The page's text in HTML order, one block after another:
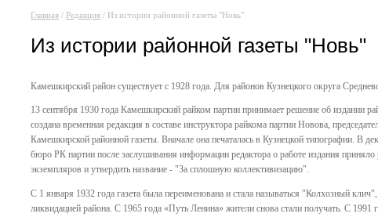
Главная / Редакция / Из истории районной газеты "Новь"
Из истории районной газеты "Новь"
Камешкирский район существует с 1928 года. Для районов Кузнецкого округа
13 сентября 1930 года Камешкирский райком партии принимает решение об издании
создана временная редакция в составе инструктора райкома партии Новова,
Камешкирской районной газеты. Вначале она печаталась в Кузнецкой типографии. В
бюро РК партии после заслушивания информации редактора о работе издания
экземпляров и утвердить название - "За сплошную коллективизацию".
С 1 января 1932 года газета была переименована и стала называться "Колхозный
ликвидацией района. С 1965 года «Путь Ленина» жители снова стали получать. С 1991